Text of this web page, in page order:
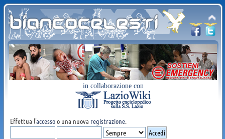
in collaborazione con
Effettua l'accessoo una nuova registrazione.